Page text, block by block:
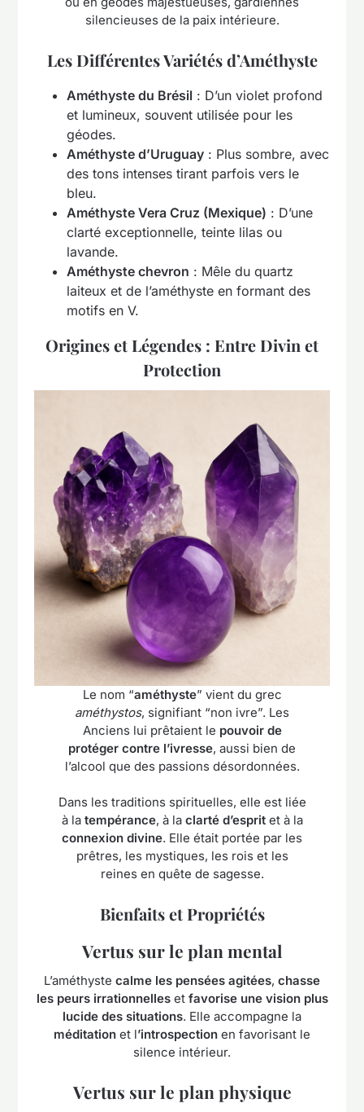
silencieuses de la paix intérieure.
Les Différentes Variétés d’Améthyste
Améthyste du Brésil : D’un violet profond
et lumineux, souvent utilisée pour les
géodes.
Améthyste d’Uruguay : Plus sombre, avec
des tons intenses tirant parfois vers le
bleu.
Améthyste Vera Cruz (Mexique) : D’une
clarté exceptionnelle, teinte lilas ou
lavande.
Améthyste chevron : Mêle du quartz
laiteux et de l’améthyste en formant des
motifs en V.
Origines et Légendes : Entre Divin et
Protection
Le nom “améthyste” vient du grec
améthystos, signifiant “non ivre”. Les
Anciens lui prêtaient le pouvoir de
protéger contre l’ivresse, aussi bien de
l’alcool que des passions désordonnées.
Dans les traditions spirituelles, elle est liée
à la tempérance, à la clarté d’espritet à la
connexion divine. Elle était portée par les
prêtres, les mystiques, les rois et les
reines en quête de sagesse.
Bienfaits et Propriétés
Vertus sur le plan mental
L’améthyste calme les pensées agitées, chasse
les peurs irrationnellesetfavorise une vision plus
lucide des situations. Elle accompagne la
méditation et l’introspection en favorisant le
silence intérieur.
Vertus sur le plan physique